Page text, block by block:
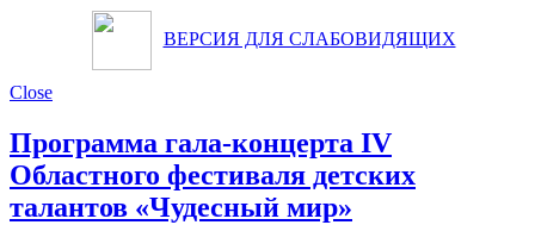
ВЕРСИЯ ДЛЯ СЛАБОВИДЯЩИХ
Close
Программа гала-концерта IV
Областного фестиваля детских
талантов «Чудесный мир»